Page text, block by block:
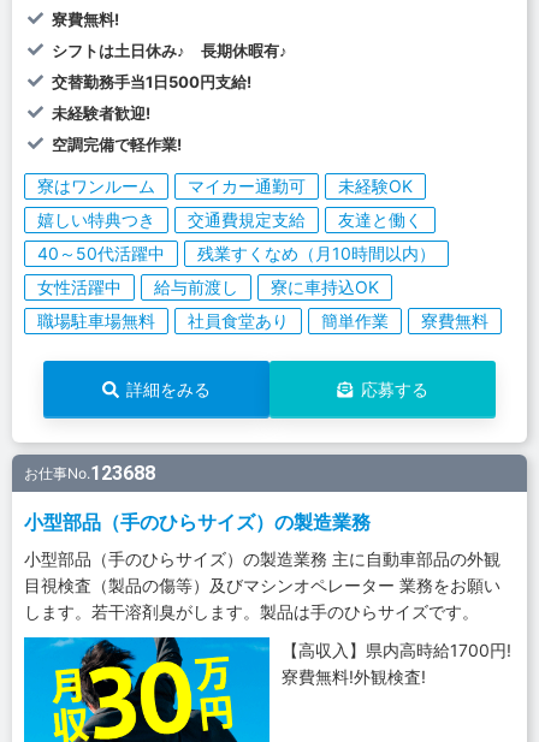
寮費無料!
シフトは土日休み♪ 長期休暇有♪
交替勤務手当1日500円支給!
未経験者歓迎!
空調完備で軽作業!
寮はワンルーム マイカー通勤可
未経験OK
嬉しい特典つき
交通費規定支給
友達と働く
40～50代活躍中
残業すくなめ（月10時間以内）
女性活躍中
給与前渡し
寮に車持込OK
職場駐車場無料
社員食堂あり 簡単作業 寮費無料
詳細をみる 応募する
お仕事No.123688
小型部品（手のひらサイズ）の製造業務
小型部品（手のひらサイズ）の製造業務 主に自動車部品の外観
目視検査（製品の傷等）及びマシンオペレーター 業務をお願い
します。若干溶剤臭がします。製品は手のひらサイズです。
【高収入】県内高時給1700円!
寮費無料!外観検査!